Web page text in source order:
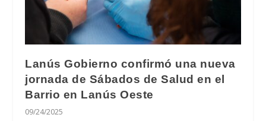
Lanús Gobierno confirmó una nueva
jornada de Sábados de Salud en el
Barrio en Lanús Oeste
09/24/2025